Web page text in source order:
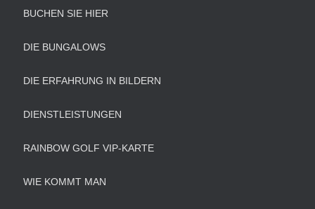
BUCHEN SIE HIER
DIE BUNGALOWS
DIE ERFAHRUNG IN BILDERN
DIENSTLEISTUNGEN
RAINBOW GOLF VIP-KARTE
WIE KOMMT MAN